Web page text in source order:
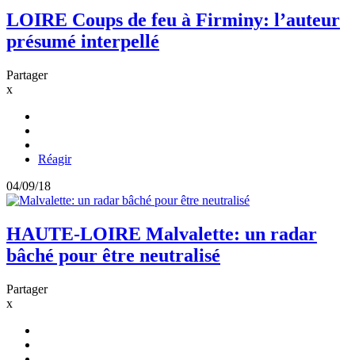
LOIRE Coups de feu à Firminy: l’auteur
présumé interpellé
Partager
x
Réagir
04/09/18
HAUTE-LOIRE Malvalette: un radar
bâché pour être neutralisé
Partager
x